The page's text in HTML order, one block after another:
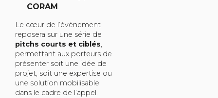
CORAM .
Le cœur de l’événement
reposera sur une série de
pitchs courts et ciblés,
permettant aux porteurs de
présenter soit une idée de
projet, soit une expertise ou
une solution mobilisable
dans le cadre de l’appel.